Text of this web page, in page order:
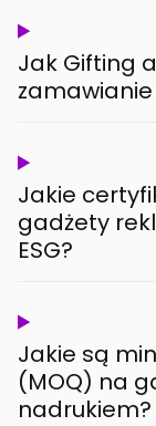
Jak Gifting
Jakie
gadżety
ESG?
Jakie są
(MOQ) na
nadrukiem?